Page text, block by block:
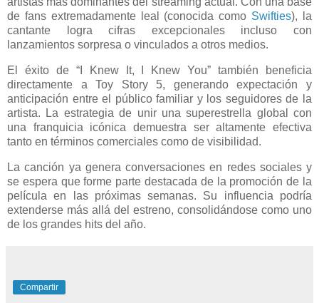
de fans extremadamente leal (conocida como Swifties), la
cantante logra cifras excepcionales incluso con
lanzamientos sorpresa o vinculados a otros medios.
El éxito de “I Knew It, I Knew You” también beneficia
directamente a Toy Story 5, generando expectación y
anticipación entre el público familiar y los seguidores de la
artista. La estrategia de unir una superestrella global con
una franquicia icónica demuestra ser altamente efectiva
tanto en términos comerciales como de visibilidad.
La canción ya genera conversaciones en redes sociales y
se espera que forme parte destacada de la promoción de la
película en las próximas semanas. Su influencia podría
extenderse más allá del estreno, consolidándose como uno
de los grandes hits del año.
Compartir